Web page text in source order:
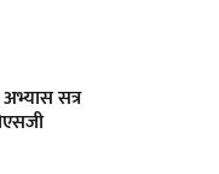
सत्र